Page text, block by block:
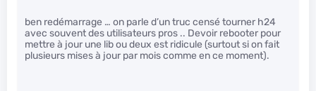
ben redémarrage … on parle d’un truc censé tourner h24
avec souvent des utilisateurs pros .. Devoir rebooter pour
mettre à jour une lib ou deux est ridicule (surtout si on fait
plusieurs mises à jour par mois comme en ce moment).